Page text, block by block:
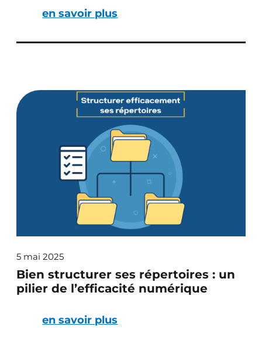
en savoir plus
Bien structurer ses répertoires : un
pilier de l’efficacité numérique
5 mai 2025
en savoir plus